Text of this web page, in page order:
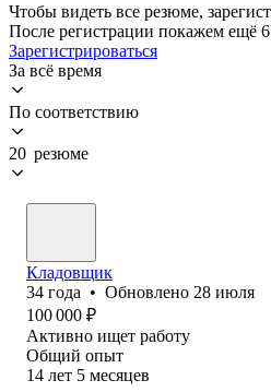
Чтобы видеть все резюме,
После регистрации покажем ещё
Зарегистрироваться
За всё время
По соответствию
20 резюме
Кладовщик
34 года • Обновлено 28 июля
100 000 ₽
Активно ищет работу
Общий опыт
14 лет 5 месяцев